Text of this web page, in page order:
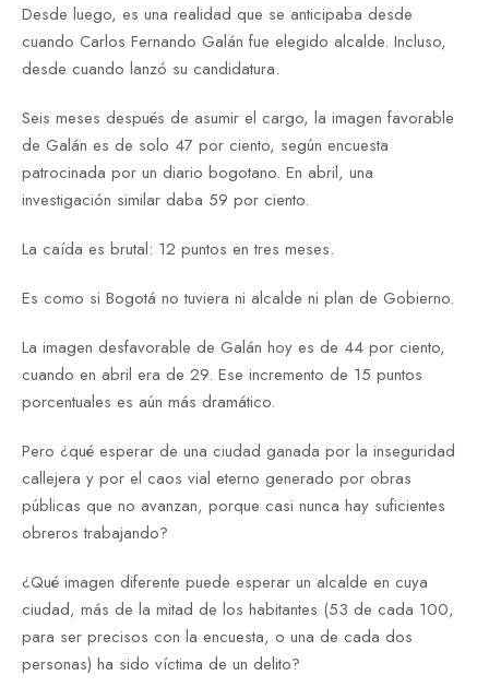
Desde luego, es una realidad que se anticipaba desde
cuando Carlos Fernando Galán fue elegido alcalde. Incluso,
desde cuando lanzó su candidatura.
Seis meses después de asumir el cargo, la imagen favorable
de Galán es de solo 47 por ciento, según encuesta
patrocinada por un diario bogotano. En abril, una
investigación similar daba 59 por ciento.
La caída es brutal: 12 puntos en tres meses.
Es como si Bogotá no tuviera ni alcalde ni plan de Gobierno.
La imagen desfavorable de Galán hoy es de 44 por ciento,
cuando en abril era de 29. Ese incremento de 15 puntos
porcentuales es aún más dramático.
Pero ¿qué esperar de una ciudad ganada por la inseguridad
callejera y por el caos vial eterno generado por obras
públicas que no avanzan, porque casi nunca hay suficientes
obreros trabajando?
¿Qué imagen diferente puede esperar un alcalde en cuya
ciudad, más de la mitad de los habitantes (53 de cada 100,
para ser precisos con la encuesta, o una de cada dos
personas) ha sido víctima de un delito?